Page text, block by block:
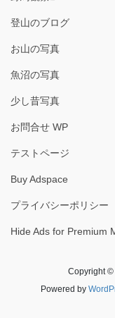
登山のブログ
お山の写真
魚沼の写真
少し昔写真
お問合せ WP
テストページ
Buy Adspace
プライバシーポリシー
Hide Ads for Premium
Copyright ©
Powered by